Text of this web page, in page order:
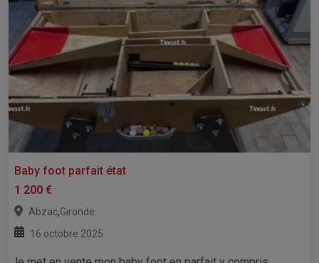
Baby foot parfait état
1 200 €
Abzac,Gironde
16 octobre 2025